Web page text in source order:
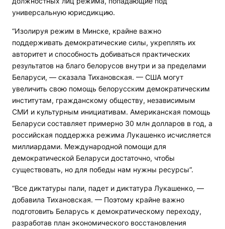
универсальную юрисдикцию.
“Изолируя режим в Минске, крайне важно
поддерживать демократические силы, укреплять их
авторитет и способность добиваться практических
результатов на благо белорусов внутри и за пределами
Беларуси, — сказала Тихановская. — США могут
увеличить свою помощь белорусским демократическим
институтам, гражданскому обществу, независимым
СМИ и культурным инициативам. Американская помощь
Беларуси составляет примерно 30 млн долларов в год, а
российская поддержка режима Лукашенко исчисляется
миллиардами. Международной помощи для
демократической Беларуси достаточно, чтобы
существовать, но для победы нам нужны ресурсы“.
“Все диктатуры пали, падет и диктатура Лукашенко, —
добавила Тихановская. — Поэтому крайне важно
подготовить Беларусь к демократическому переходу,
разработав план экономического восстановления